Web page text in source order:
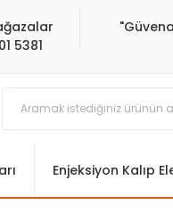
5381
Enjeksiyon Kalıp